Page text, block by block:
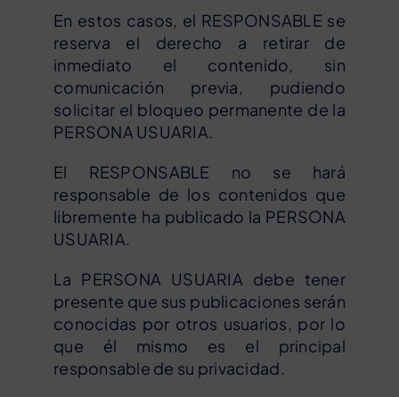
En estos casos, el RESPONSABLE se
reserva el derecho a retirar de
inmediato el contenido, sin
comunicación previa, pudiendo
solicitar el bloqueo permanente de la
PERSONA USUARIA.
El RESPONSABLE no se hará
responsable de los contenidos que
libremente ha publicado la PERSONA
USUARIA.
La PERSONA USUARIA debe tener
presente que sus publicaciones serán
conocidas por otros usuarios, por lo
que él mismo es el principal
responsable de su privacidad.